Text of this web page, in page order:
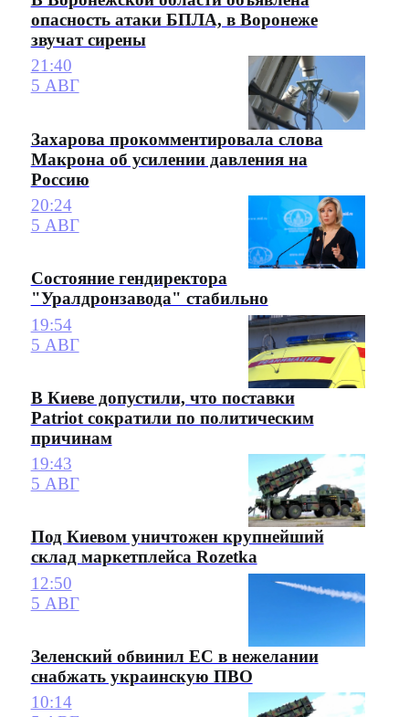
опасность атаки БПЛА, в Воронеже
звучат сирены
21:40
5 АВГ
Захарова прокомментировала слова
Макрона об усилении давления на
Россию
20:24
5 АВГ
Состояние гендиректора
"Уралдронзавода" стабильно
19:54
5 АВГ
В Киеве допустили, что поставки
Patriot сократили по политическим
причинам
19:43
5 АВГ
Под Киевом уничтожен крупнейший
склад маркетплейса Rozetka
12:50
5 АВГ
Зеленский обвинил ЕС в нежелании
снабжать украинскую ПВО
10:14